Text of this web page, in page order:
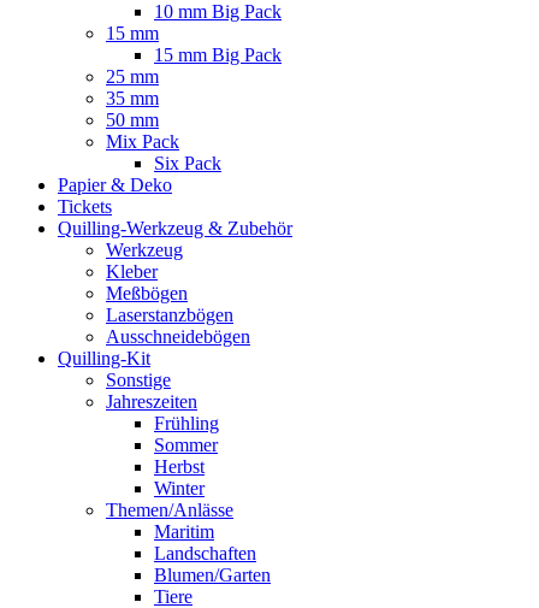
10 mm Big Pack
15 mm
15 mm Big Pack
25 mm
35 mm
50 mm
Mix Pack
Six Pack
Papier & Deko
Tickets
Quilling-Werkzeug & Zubehör
Werkzeug
Kleber
Meßbögen
Laserstanzbögen
Ausschneidebögen
Quilling-Kit
Sonstige
Jahreszeiten
Frühling
Sommer
Herbst
Winter
Themen/Anlässe
Maritim
Landschaften
Blumen/Garten
Tiere